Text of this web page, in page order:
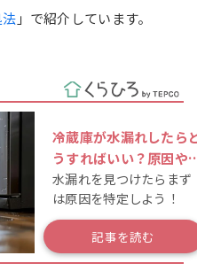
」で紹介しています。
冷蔵庫が水漏れしたら
うすればいい？原因や
処法を解説
水漏れを見つけたらまず
は原因を特定しよう！
記事を読む